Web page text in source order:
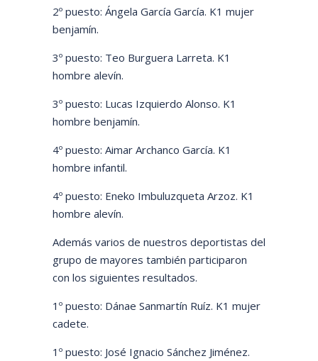
2º puesto: Ángela García García. K1 mujer
benjamín.
3º puesto: Teo Burguera Larreta. K1
hombre alevín.
3º puesto: Lucas Izquierdo Alonso. K1
hombre benjamín.
4º puesto: Aimar Archanco García. K1
hombre infantil.
4º puesto: Eneko Imbuluzqueta Arzoz. K1
hombre alevín.
Además varios de nuestros deportistas del
grupo de mayores también participaron
con los siguientes resultados.
1º puesto: Dánae Sanmartín Ruíz. K1 mujer
cadete.
1º puesto: José Ignacio Sánchez Jiménez.